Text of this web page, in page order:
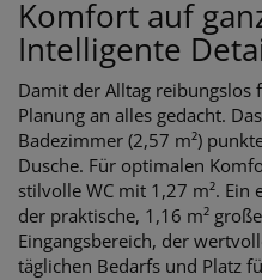
Komfort auf
Intelligente
Damit der Alltag
Planung an alles gedacht.
Badezimmer (2,57 m²)
Dusche. Für optimalen
stilvolle WC mit 1,27 m². Ein
der praktische, 1,16 m²
Eingangsbereich, der
täglichen Bedarfs und Platz